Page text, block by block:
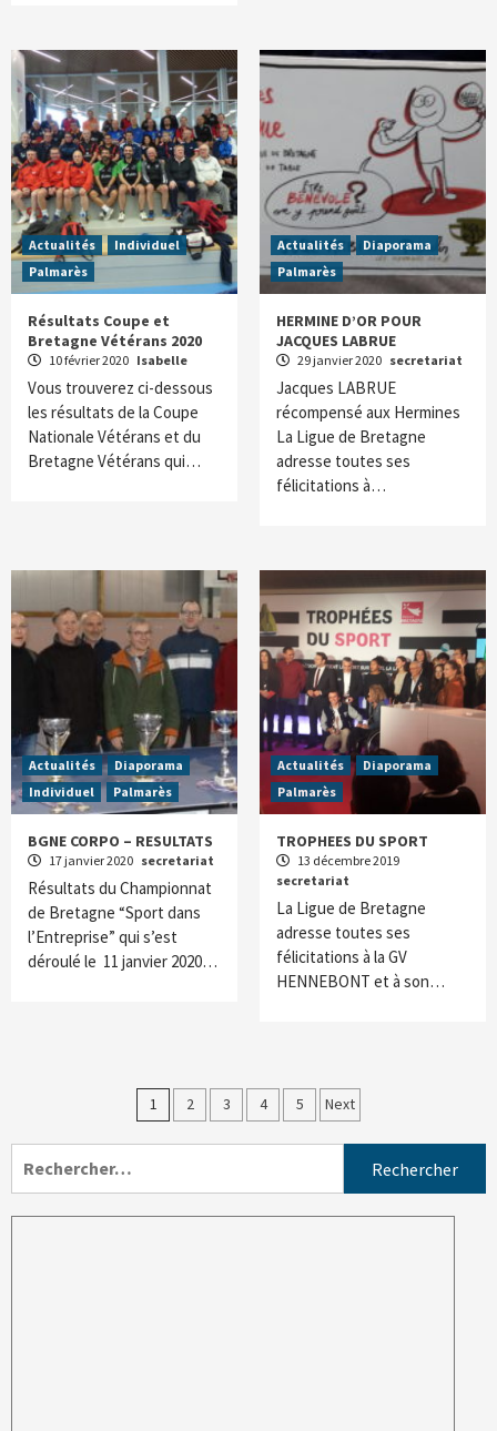
Actualités
Individuel
Palmarès
Résultats Coupe et
Bretagne Vétérans 2020
10 février 2020 Isabelle
Vous trouverez ci-dessous
les résultats de la Coupe
Nationale Vétérans et du
Bretagne Vétérans qui…
Actualités
Diaporama
Palmarès
HERMINE D’OR POUR
JACQUES LABRUE
29 janvier 2020 secretariat
Jacques LABRUE
récompensé aux Hermines
La Ligue de Bretagne
adresse toutes ses
félicitations à…
Actualités
Diaporama
Individuel
Palmarès
BGNE CORPO – RESULTATS
17 janvier 2020 secretariat
Résultats du Championnat
de Bretagne “Sport dans
l’Entreprise” qui s’est
déroulé le 11 janvier 2020…
Actualités
Diaporama
Palmarès
TROPHEES DU SPORT
13 décembre 2019
secretariat
La Ligue de Bretagne
adresse toutes ses
félicitations à la GV
HENNEBONT et à son…
1 2 3 4 5 Next